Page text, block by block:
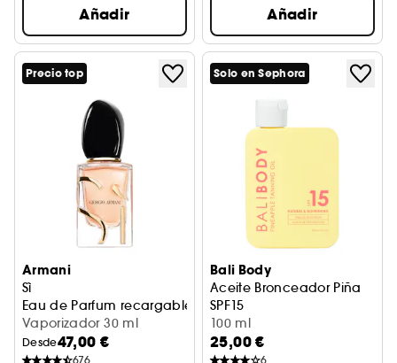
Añadir Añadir
Precio top
Armani
Sì
Eau de Parfum recargable
Vaporizador 30 ml
Desde47,00 €
676
Solo en Sephora
Bali Body
Aceite Bronceador Piña
SPF15
Aceite Bronceador
100 ml
25,00 €
6